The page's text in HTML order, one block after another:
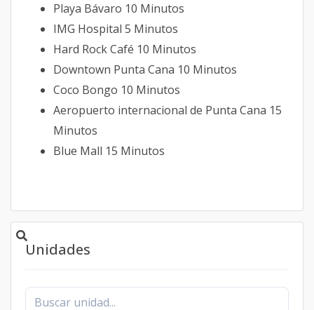
Playa Bávaro 10 Minutos
IMG Hospital 5 Minutos
Hard Rock Café 10 Minutos
Downtown Punta Cana 10 Minutos
Coco Bongo 10 Minutos
Aeropuerto internacional de Punta Cana 15
Minutos
Blue Mall 15 Minutos
Unidades